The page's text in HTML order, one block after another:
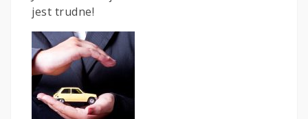
jest trudne!